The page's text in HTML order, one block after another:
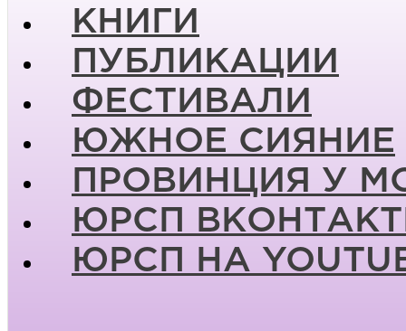
КНИГИ
ПУБЛИКАЦИИ
ФЕСТИВАЛИ
ЮЖНОЕ СИЯНИЕ
ПРОВИНЦИЯ У
ЮРСП
ЮРСП НА